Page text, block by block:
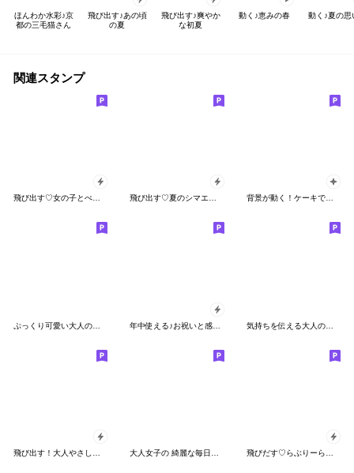
ほんわか水彩♪京
都の三毛猫さん
飛び出す♪あの頃
の夏
飛び出す♪爽やか
な初夏
動く♪恵みの春 動く♪夏の思
関連スタンプ
飛び出す♡女の子とぺんぺんの夏 飛び出す♡夏のシマエナガ 背景が動く！ケーキでハッピーバースデー
気持ちを伝える大人のオシャレなスタンプ